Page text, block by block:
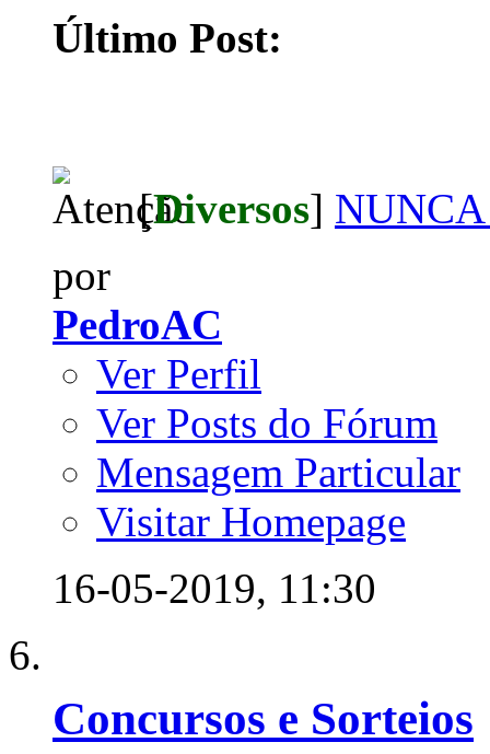
Último Post:
[Diversos]
por
PedroAC
Ver Perfil
Ver Posts do Fórum
Mensagem Particular
Visitar Homepage
16-05-2019, 11:30
Concursos e Sorteios